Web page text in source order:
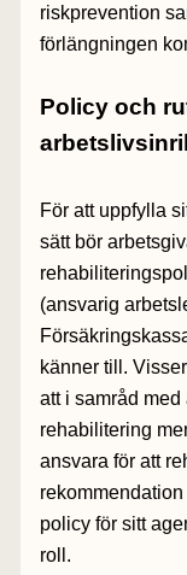
riskprevention
förlängningen
Policy och
För att uppfylla
sätt bör
(ansvarig
känner till.
att i samråd
rehabilitering
ansvara för att
policy för sitt
roll.